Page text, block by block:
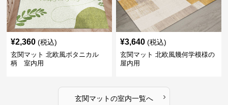
¥2,360 (税込)
玄関マット 北欧風ボタニカル
柄 室内用
¥3,640 (税込)
玄関マット 北欧風幾何学模様の
屋内用
玄関マットの室内一覧へ ›